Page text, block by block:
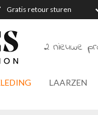
Gratis retour sturen
2 nieuwe
LAARZEN